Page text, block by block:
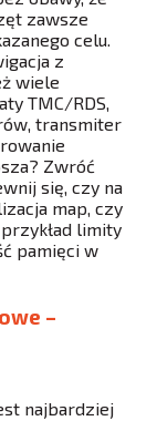
zawsze
celu.
z
wiele
TMC/RDS,
transmiter
Zwróć
się, czy na
map, czy
limity
pamięci w
–
najbardziej